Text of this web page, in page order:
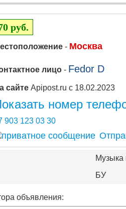
руб.
- Москва
лицо - Fedor D
сайте Apipost.ru с 18.02.2023
номер
903 123 03 30
БУ
объявления: